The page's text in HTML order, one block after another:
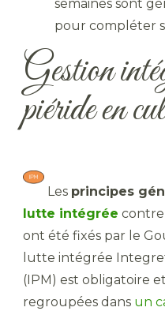
semaines sont
pour compléter
Gestion
piéride en
​ Les principes
lutte intégrée contre
ont été fixés par le
lutte intégrée
(IPM) est obligatoire
regroupées dans un